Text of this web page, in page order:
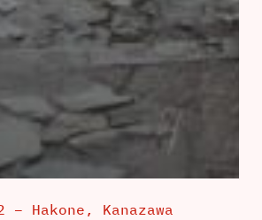
– Hakone, Kanazawa